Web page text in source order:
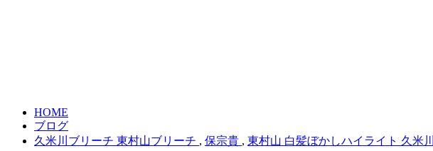
HOME
ブログ
久米川ブリーチ 東村山ブリーチ , 保宗貴 , 東村山 白髪ぼかしハイライト 久米